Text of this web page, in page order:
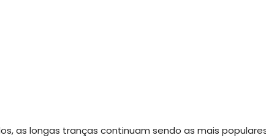
as longas tranças continuam sendo as mais